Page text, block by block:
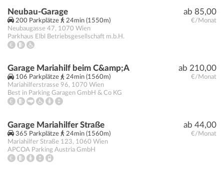
ab 85,00
€/Monat
Neubau-Garage
200 Parkplätze
24min (1550m)
Neubaugasse 47, 1070 Wien
Parkhaus Elbl Betriebsgesellschaft m.b.H.
ab 210,00
€/Monat
Garage Mariahilf beim C&amp;A
106 Parkplätze
24min (1560m)
Mariahilferstrasse 96, 1070 Wien
Best in Parking Garagen GmbH & Co KG
ab 44,00
€/Monat
Garage Mariahilfer Straße
365 Parkplätze
24min (1560m)
Mariahilfer Straße 123, 1060 Wien
APCOA Parking Austria GmbH